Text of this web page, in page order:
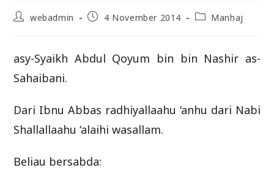
Postwebadmin
Post4 November 2014
PostManhaj
asy-Syaikh Abdul Qoyum bin bin Nashir as-
Sahaibani.
Dari Ibnu Abbas radhiyallaahu ‘anhu dari Nabi
Shallallaahu ‘alaihi wasallam.
Beliau bersabda: